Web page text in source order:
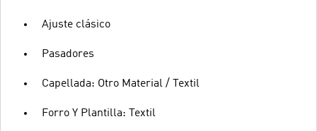
Ajuste clásico
Pasadores
Capellada: Otro Material / Textil
Forro Y Plantilla: Textil